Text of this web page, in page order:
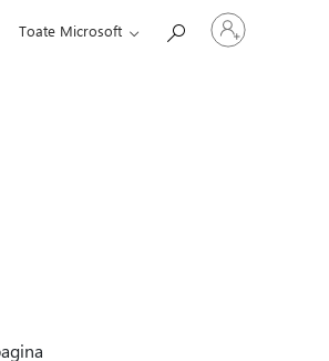
Toate Microsoft
Conectați-
vă